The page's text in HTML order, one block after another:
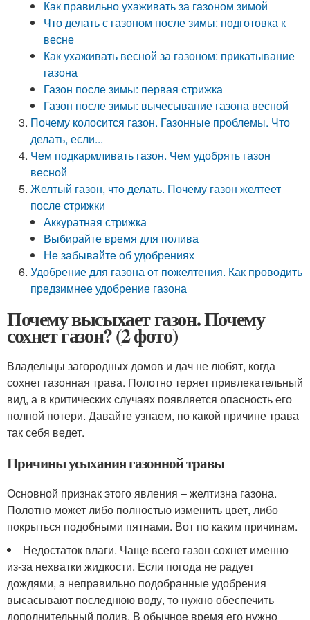
Как правильно ухаживать за газоном зимой
Что делать с газоном после зимы: подготовка к
весне
Как ухаживать весной за газоном: прикатывание
газона
Газон после зимы: первая стрижка
Газон после зимы: вычесывание газона весной
Почему колосится газон. Газонные проблемы. Что
делать, если...
Чем подкармливать газон. Чем удобрять газон
весной
Желтый газон, что делать. Почему газон желтеет
после стрижки
Аккуратная стрижка
Выбирайте время для полива
Не забывайте об удобрениях
Удобрение для газона от пожелтения. Как проводить
предзимнее удобрение газона
Почему высыхает газон. Почему
сохнет газон? (2 фото)
Владельцы загородных домов и дач не любят, когда
сохнет газонная трава. Полотно теряет привлекательный
вид, а в критических случаях появляется опасность его
полной потери. Давайте узнаем, по какой причине трава
так себя ведет.
Причины усыхания газонной травы
Основной признак этого явления – желтизна газона.
Полотно может либо полностью изменить цвет, либо
покрыться подобными пятнами. Вот по каким причинам.
Недостаток влаги. Чаще всего газон сохнет именно
из-за нехватки жидкости. Если погода не радует
дождями, а неправильно подобранные удобрения
высасывают последнюю воду, то нужно обеспечить
дополнительный полив. В обычное время его нужно